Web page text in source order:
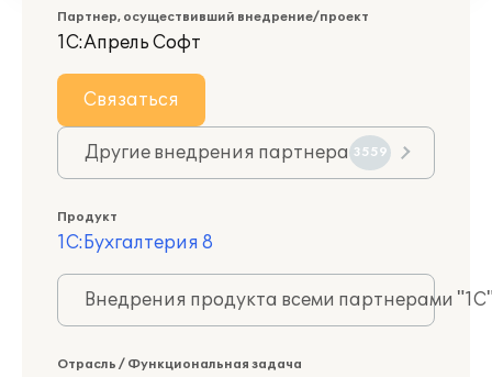
Партнер, осуществивший внедрение/проект
1С:Апрель Софт
Связаться
Другие внедрения партнера 3559
Продукт
1С:Бухгалтерия 8
Внедрения продукта всеми партнерами
Отрасль / Функциональная задача